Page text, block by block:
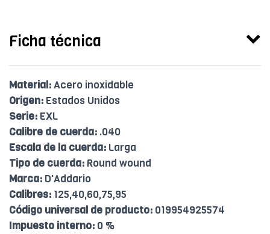
Ficha técnica
Material:Acero inoxidable
Origen: Estados Unidos
Serie: EXL
Calibre de cuerda: .040
Escala de la cuerda: Larga
Tipo de cuerda: Round wound
Marca: D'Addario
Calibres: 125,40,60,75,95
Código universal de producto: 019954925574
Impuesto interno: 0 %